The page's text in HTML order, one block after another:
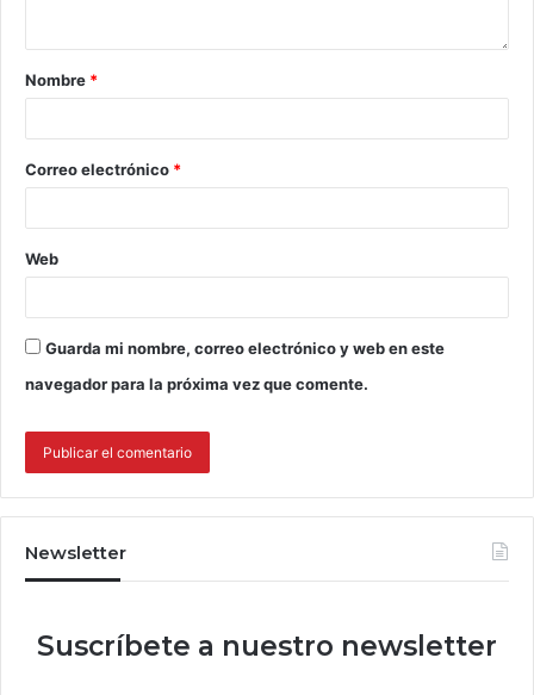
Nombre *
Correo electrónico *
Web
Guarda mi nombre, correo electrónico y web en este
navegador para la próxima vez que comente.
Newsletter
Suscríbete a nuestro newsletter